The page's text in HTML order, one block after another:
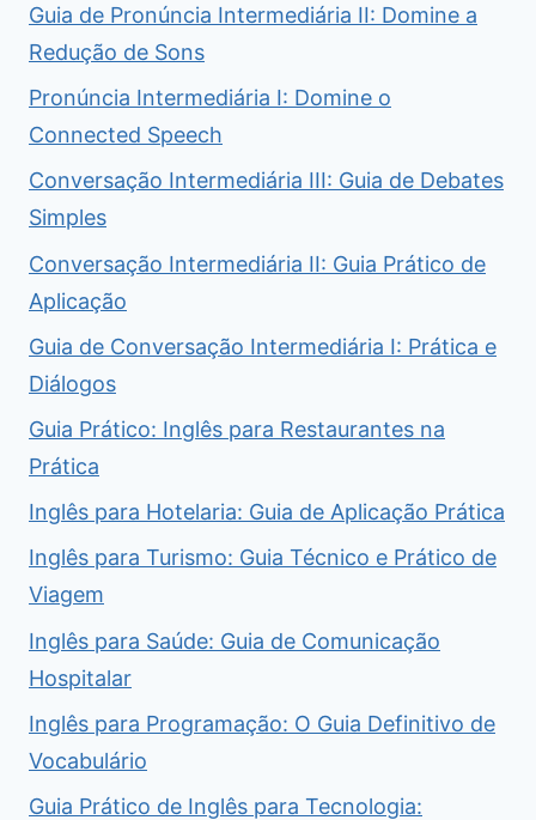
Guia de Pronúncia Intermediária II: Domine a
Redução de Sons
Pronúncia Intermediária I: Domine o
Connected Speech
Conversação Intermediária III: Guia de Debates
Simples
Conversação Intermediária II: Guia Prático de
Aplicação
Guia de Conversação Intermediária I: Prática e
Diálogos
Guia Prático: Inglês para Restaurantes na
Prática
Inglês para Hotelaria: Guia de Aplicação Prática
Inglês para Turismo: Guia Técnico e Prático de
Viagem
Inglês para Saúde: Guia de Comunicação
Hospitalar
Inglês para Programação: O Guia Definitivo de
Vocabulário
Guia Prático de Inglês para Tecnologia: